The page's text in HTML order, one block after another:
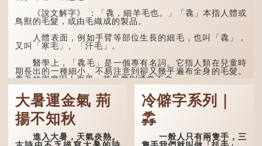
《說文解字》 ：「毳，細羊毛也。」「毳」本指人體或
鳥獸的毛髮，或由毛織成的製品。
人體表面，例如手臂等部位生長的細毛，也叫「毳」，
又叫「寒毛」、「汗毛」。
醫學上，「毳毛」是一個專有名詞。它指人類在兒童時
期長出的一種細小、不易注意到卻又幾乎遍布全身的毛髮。
毳毛的密度因人而異，其長度則通常不會...
大暑運金氣 荊
揚不知秋
進入大暑，天氣炎熱。
冷僻字系列｜
掱
一般人只有兩隻手，三